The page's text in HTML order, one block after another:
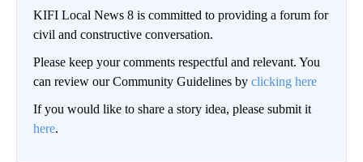
KIFI Local News 8 is committed to providing a forum for
civil and constructive conversation.
Please keep your comments respectful and relevant. You
can review our Community Guidelines by clicking here
If you would like to share a story idea, please submit it
here.